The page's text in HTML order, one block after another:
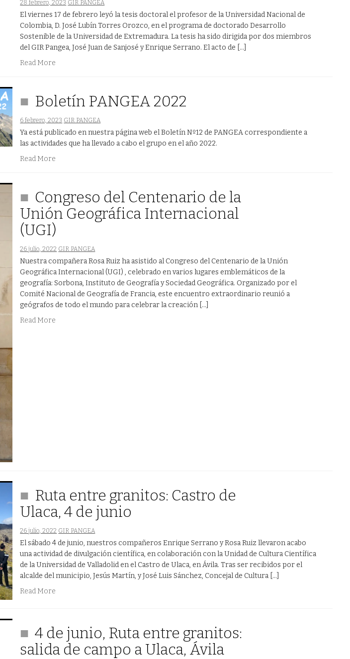
28 febrero, 2023 GIR PANGEA
El viernes 17 de febrero leyó la tesis doctoral el profesor de la Universidad Nacional de
Colombia, D. José Lubín Torres Orozco, en el programa de doctorado Desarrollo
Sostenible de la Universidad de Extremadura. La tesis ha sido dirigida por dos miembros
del GIR Pangea, José Juan de Sanjosé y Enrique Serrano. El acto de […]
Read More
Boletín PANGEA 2022
6 febrero, 2023 GIR PANGEA
Ya está publicado en nuestra página web el Boletín Nº12 de PANGEA correspondiente a
las actividades que ha llevado a cabo el grupo en el año 2022.
Read More
Congreso del Centenario de la
Unión Geográfica Internacional
(UGI)
26 julio, 2022 GIR PANGEA
Nuestra compañera Rosa Ruiz ha asistido al Congreso del Centenario de la Unión
Geográfica Internacional (UGI) , celebrado en varios lugares emblemáticos de la
geografía: Sorbona, Instituto de Geografía y Sociedad Geográfica. Organizado por el
Comité Nacional de Geografía de Francia, este encuentro extraordinario reunió a
geógrafos de todo el mundo para celebrar la creación […]
Read More
Ruta entre granitos: Castro de
Ulaca, 4 de junio
26 julio, 2022 GIR PANGEA
El sábado 4 de junio, nuestros compañeros Enrique Serrano y Rosa Ruiz llevaron acabo
una actividad de divulgación científica, en colaboración con la Unidad de Cultura Científica
de la Universidad de Valladolid en el Castro de Ulaca, en Ávila. Tras ser recibidos por el
alcalde del municipio, Jesús Martín, y José Luis Sánchez, Concejal de Cultura […]
Read More
4 de junio, Ruta entre granitos:
salida de campo a Ulaca, Ávila